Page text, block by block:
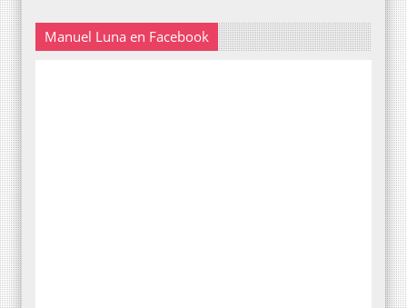
Manuel Luna en Facebook